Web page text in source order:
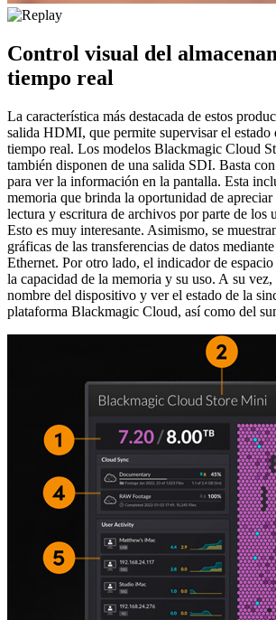
Control visual del
tiempo real
La característica más destacada de estos
salida HDMI, que permite supervisar el estado
tiempo real. Los modelos Blackmagic Cloud
también disponen de una salida SDI. Basta
para ver la información en la pantalla. Esta
memoria que brinda la oportunidad de
lectura y escritura de archivos por parte de los
Esto es muy interesante. Asimismo, se
gráficas de las transferencias de datos
Ethernet. Por otro lado, el indicador de
la capacidad de la memoria y su uso. A su
nombre del dispositivo y ver el estado de la
plataforma Blackmagic Cloud, así como del